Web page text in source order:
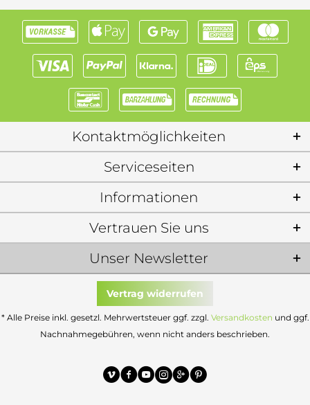
Kontaktmöglichkeiten
Serviceseiten
Informationen
Unser Newsletter
Vertrauen Sie uns
Vertrag widerrufen
* Alle Preise inkl. gesetzl. Mehrwertsteuer ggf. zzgl. Versandkosten und ggf.
Nachnahmegebühren, wenn nicht anders beschrieben.